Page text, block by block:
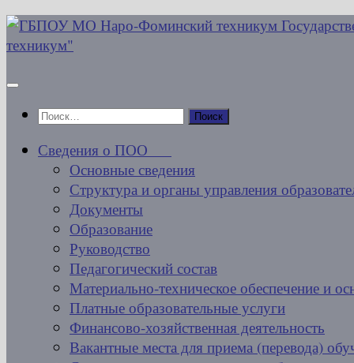
Перейти
к
Найти:
Сведения о ПОО
Основные сведения
Структура и органы управления
Документы
Образование
Руководство
Педагогический состав
Материально-техническое обеспечение и
Платные образовательные услуги
Финансово-хозяйственная деятельность
Вакантные места для приема (перевода)